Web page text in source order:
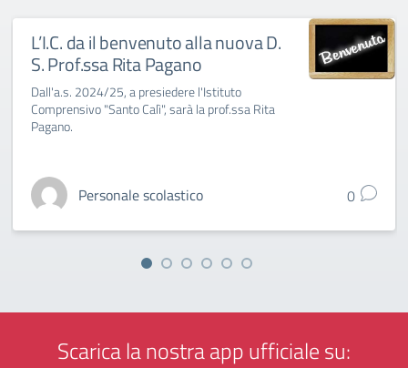
L’I.C. da il benvenuto alla nuova D.
S. Prof.ssa Rita Pagano
Dall'a.s. 2024/25, a presiedere l'Istituto
Comprensivo "Santo Calì", sarà la prof.ssa Rita
Pagano.
Personale scolastico 0
Scarica la nostra app ufficiale su: